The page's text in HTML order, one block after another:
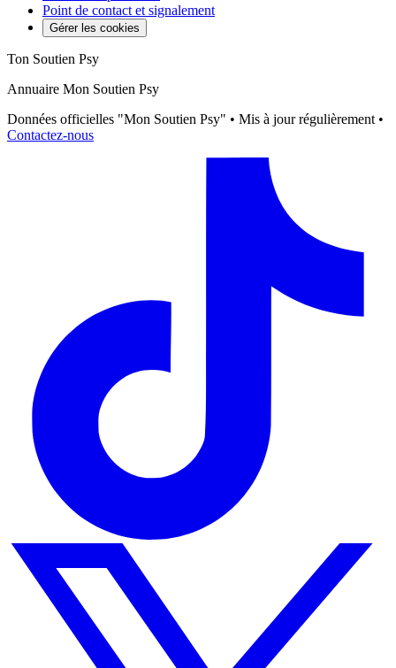
Point de contact et signalement
Gérer les cookies
Ton Soutien Psy
Annuaire Mon Soutien Psy
Données officielles "Mon Soutien Psy" • Mis à jour régulièrement •
Contactez-nous